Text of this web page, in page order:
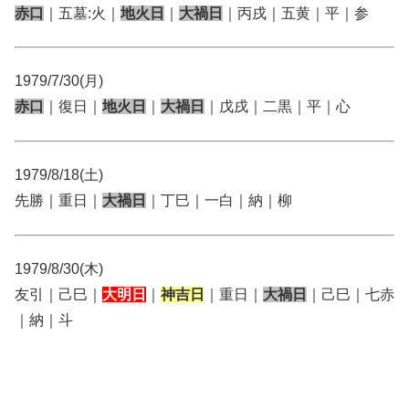
赤口 ｜五墓:火｜ 地火日 大禍日 ｜丙戌｜五黄｜平｜参
1979/7/30(月)
赤口
｜復日｜ 地火日 大禍日 ｜戊戌｜二黒｜平｜心
1979/8/18(土)
先勝｜重日｜ 大禍日 ｜丁巳｜一白｜納｜柳
1979/8/30(木)
友引｜己巳｜ 大明日 神吉日 ｜重日｜ 大禍日
｜己巳｜七赤
｜納｜斗